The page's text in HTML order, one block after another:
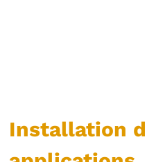
Installation